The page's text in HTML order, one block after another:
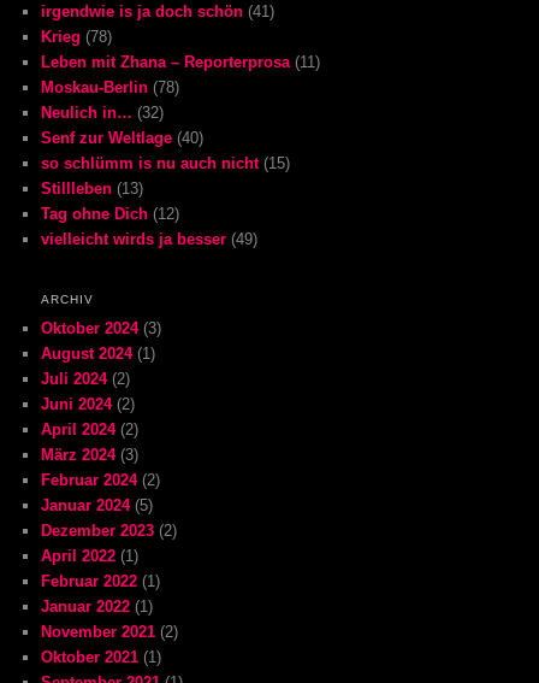
irgendwie is ja doch schön (41)
Krieg (78)
Leben mit Zhana – Reporterprosa(11)
Moskau-Berlin (78)
Neulich in… (32)
Senf zur Weltlage (40)
so schlümm is nu auch nicht(15)
Stillleben (13)
Tag ohne Dich (12)
vielleicht wirds ja besser (49)
ARCHIV
Oktober 2024(3)
August 2024(1)
Juli 2024(2)
Juni 2024(2)
April 2024(2)
März 2024(3)
Februar 2024(2)
Januar 2024(5)
Dezember 2023 (2)
April 2022 (1)
Februar 2022 (1)
Januar 2022 (1)
November 2021 (2)
Oktober 2021 (1)